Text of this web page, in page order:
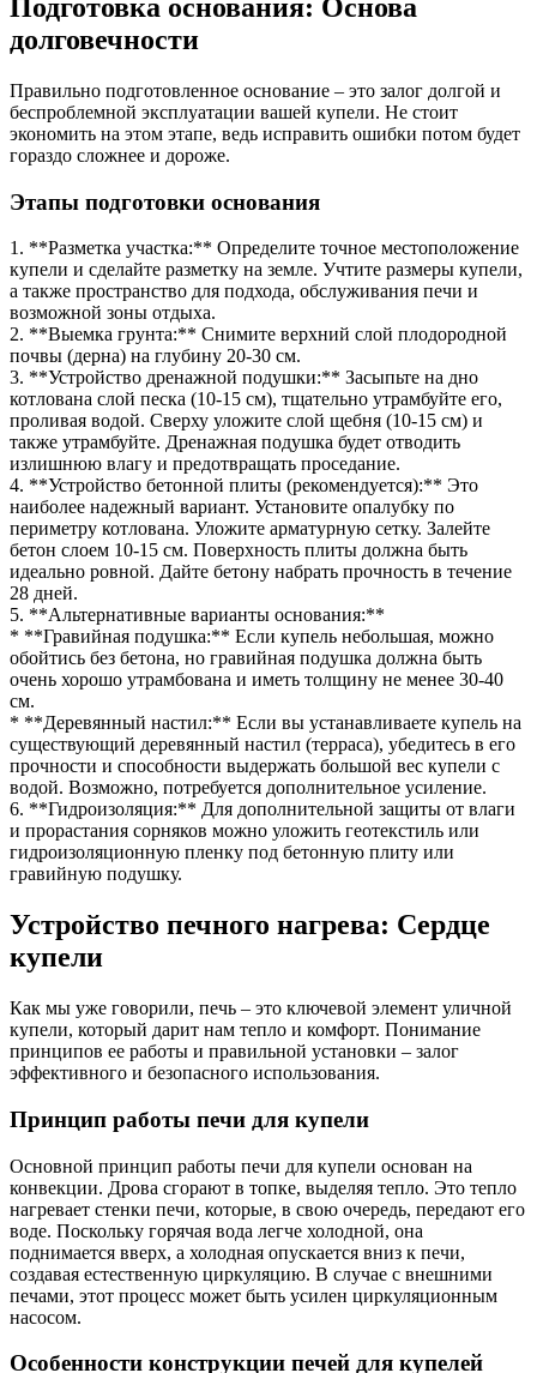
Подготовка основания: Основа
долговечности
Правильно подготовленное основание – это залог долгой и
беспроблемной эксплуатации вашей купели. Не стоит
экономить на этом этапе, ведь исправить ошибки потом будет
гораздо сложнее и дороже.
Этапы подготовки основания
1. **Разметка участка:** Определите точное местоположение
купели и сделайте разметку на земле. Учтите размеры купели,
а также пространство для подхода, обслуживания печи и
возможной зоны отдыха.
2. **Выемка грунта:** Снимите верхний слой плодородной
почвы (дерна) на глубину 20-30 см.
3. **Устройство дренажной подушки:** Засыпьте на дно
котлована слой песка (10-15 см), тщательно утрамбуйте его,
проливая водой. Сверху уложите слой щебня (10-15 см) и
также утрамбуйте. Дренажная подушка будет отводить
излишнюю влагу и предотвращать проседание.
4. **Устройство бетонной плиты (рекомендуется):** Это
наиболее надежный вариант. Установите опалубку по
периметру котлована. Уложите арматурную сетку. Залейте
бетон слоем 10-15 см. Поверхность плиты должна быть
идеально ровной. Дайте бетону набрать прочность в течение
28 дней.
5. **Альтернативные варианты основания:**
* **Гравийная подушка:** Если купель небольшая, можно
обойтись без бетона, но гравийная подушка должна быть
очень хорошо утрамбована и иметь толщину не менее 30-40
см.
* **Деревянный настил:** Если вы устанавливаете купель на
существующий деревянный настил (терраса), убедитесь в его
прочности и способности выдержать большой вес купели с
водой. Возможно, потребуется дополнительное усиление.
6. **Гидроизоляция:** Для дополнительной защиты от влаги
и прорастания сорняков можно уложить геотекстиль или
гидроизоляционную пленку под бетонную плиту или
гравийную подушку.
Устройство печного нагрева: Сердце
купели
Как мы уже говорили, печь – это ключевой элемент уличной
купели, который дарит нам тепло и комфорт. Понимание
принципов ее работы и правильной установки – залог
эффективного и безопасного использования.
Принцип работы печи для купели
Основной принцип работы печи для купели основан на
конвекции. Дрова сгорают в топке, выделяя тепло. Это тепло
нагревает стенки печи, которые, в свою очередь, передают его
воде. Поскольку горячая вода легче холодной, она
поднимается вверх, а холодная опускается вниз к печи,
создавая естественную циркуляцию. В случае с внешними
печами, этот процесс может быть усилен циркуляционным
насосом.
Особенности конструкции печей для купелей